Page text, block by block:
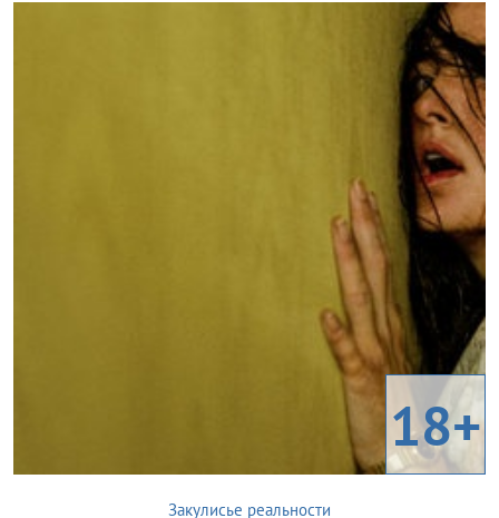
18+
Закулисье реальности